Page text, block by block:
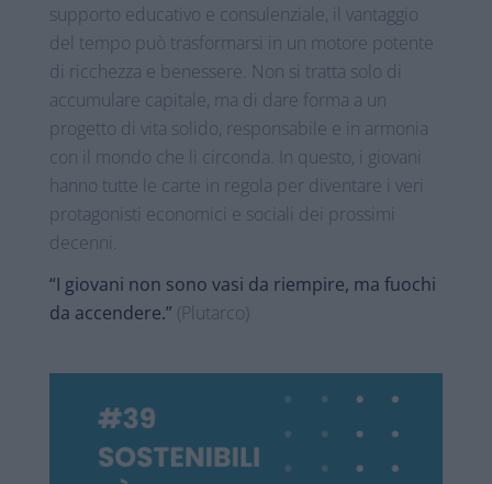
supporto educativo e consulenziale, il vantaggio
del tempo può trasformarsi in un motore potente
di ricchezza e benessere. Non si tratta solo di
accumulare capitale, ma di dare forma a un
progetto di vita solido, responsabile e in armonia
con il mondo che li circonda. In questo, i giovani
hanno tutte le carte in regola per diventare i veri
protagonisti economici e sociali dei prossimi
decenni.
“I giovani non sono vasi da riempire, ma fuochi
da accendere.” (Plutarco)